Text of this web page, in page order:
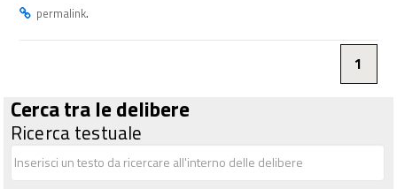
permalink.
1
Cerca tra le delibere
Ricerca testuale